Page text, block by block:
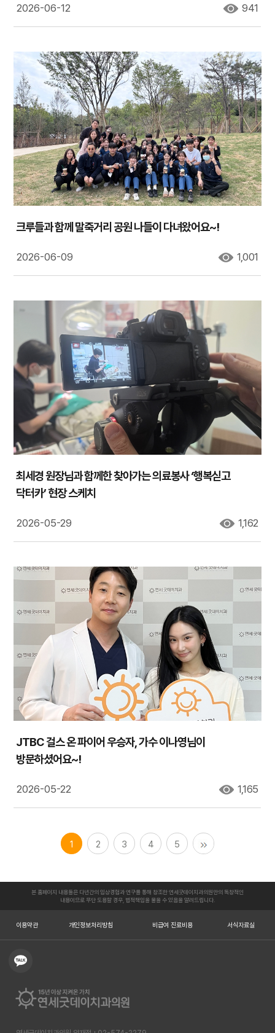
2026-06-12 941
크루들과 함께 말죽거리 공원 나들이 다녀왔어요~!
2026-06-09 1,001
최세경 원장님과 함께한 찾아가는 의료봉사 ‘행복싣고
닥터카’ 현장 스케치
2026-05-29 1,162
JTBC 걸스 온 파이어 우승자, 가수 이나영님이
방문하셨어요~!
2026-05-22 1,165
1 2 3 4 5
본 홈페이지 내용들은 다년간의 임상경험과 연구를 통해 창조한 연세굿데이치과의원만의 독창적인
내용이므로 무단 도용할 경우, 법적책임을 물을 수 있음을 알려드립니다.
이용약관 개인정보처리방침 비급여 진료비용 서식자료실